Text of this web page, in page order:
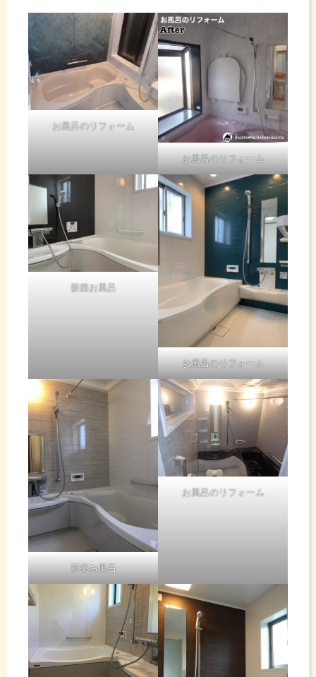
お風呂のリフォーム
お風呂のリフォーム
新築お風呂
お風呂のリフォーム
新築お風呂
お風呂のリフォーム